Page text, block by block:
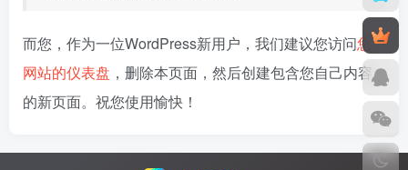
而您，作为一位WordPress新用户，我们建议您访问您
网站的仪表盘 ，删除本页面，然后创建包含您自己内容
的新页面。祝您使用愉快！